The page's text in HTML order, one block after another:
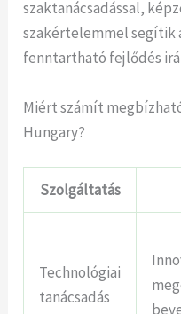
szaktanácsadással,
szakértelemmel segítik
fenntartható fejlődés
Miért számít
Hungary?
Szolgáltatás
Technológiai
tanácsadás